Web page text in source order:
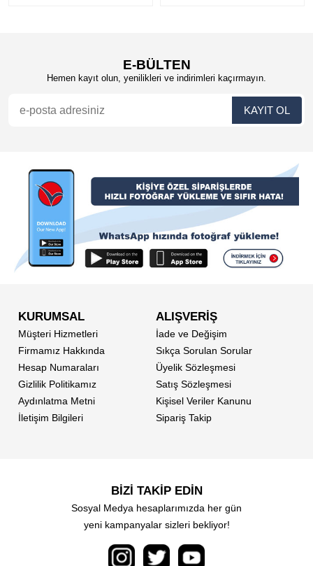
E-BÜLTEN
Hemen kayıt olun, yenilikleri ve indirimleri kaçırmayın.
KURUMSAL
Müşteri Hizmetleri
Firmamız Hakkında
Hesap Numaraları
Gizlilik Politikamız
Aydınlatma Metni
İletişim Bilgileri
ALIŞVERİŞ
İade ve Değişim
Sıkça Sorulan Sorular
Üyelik Sözleşmesi
Satış Sözleşmesi
Kişisel Veriler Kanunu
Sipariş Takip
BİZİ TAKİP EDİN
Sosyal Medya hesaplarımızda her gün
yeni kampanyalar sizleri bekliyor!